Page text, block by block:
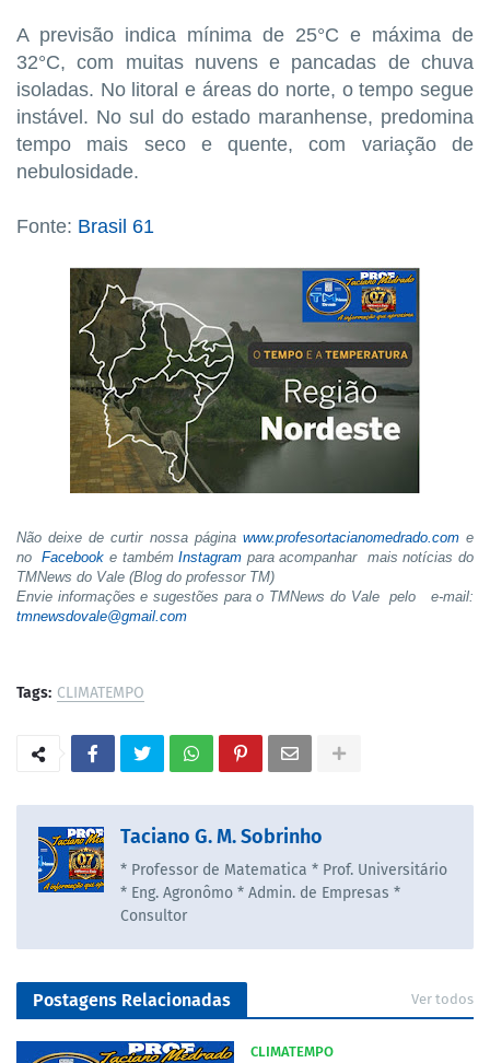
A previsão indica mínima de 25°C e máxima de
32°C, com muitas nuvens e pancadas de chuva
isoladas. No litoral e áreas do norte, o tempo segue
instável. No sul do estado maranhense, predomina
tempo mais seco e quente, com variação de
nebulosidade.
Fonte: Brasil 61
Não deixe de curtir nossa página www.profesortacianomedrado.come
noFacebook e tambémInstagram para acompanhar mais notícias do
TMNews do Vale (Blog do professor TM)
Envie informações e sugestões para o TMNews do Vale pelo e-mail:
tmnewsdovale@gmail.com
Tags: CLIMATEMPO
Taciano G. M. Sobrinho
* Professor de Matematica * Prof. Universitário
* Eng. Agronômo * Admin. de Empresas *
Consultor
Postagens Relacionadas Ver todos
CLIMATEMPO